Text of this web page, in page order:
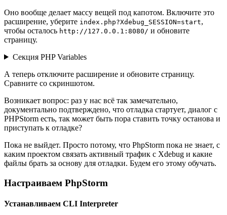
Оно вообще делает массу вещей под капотом. Включите это
расширение, уберите index.php?Xdebug_SESSION=start,
чтобы осталось http://127.0.0.1:8080/ и обновите
страницу.
Секция PHP Variables
А теперь отключите расширение и обновите страницу.
Сравните со скриншотом.
Возникает вопрос: раз у нас всё так замечательно,
документально подтверждено, что отладка стартует, диалог с
PHPStorm есть, так может быть пора ставить точку останова и
приступать к отладке?
Пока не выйдет. Просто потому, что PhpStorm пока не знает, с
каким проектом связать активный трафик с Xdebug и какие
файлы брать за основу для отладки. Будем его этому обучать.
Настраиваем PhpStorm
Устанавливаем CLI Interpreter